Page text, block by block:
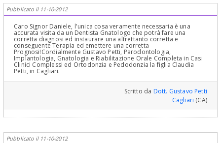
Pubblicato il 11-10-2012
Caro Signor Daniele, l'unica cosa veramente necessaria è una
accurata visita da un Dentista Gnatologo che potrà fare una
corretta diagnosi ed instaurare una altrettanto corretta e
conseguente Terapia ed emettere una corretta
Prognosi!Cordialmente Gustavo Petti, Parodontologia,
Implantologia, Gnatologia e Riabilitazione Orale Completa in Casi
Clinici Complessi ed Ortodonzia e Pedodonzia la figlia Claudia
Petti, in Cagliari.
Scritto da Dott. Gustavo Petti
Cagliari (CA)
Pubblicato il 11-10-2012